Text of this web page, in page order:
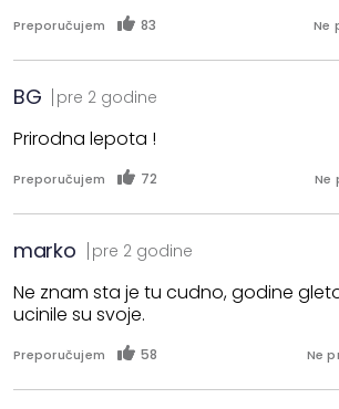
Preporučujem 83 Ne
BG pre 2 godine
Prirodna lepota !
Preporučujem 72 Ne
marko pre 2 godine
Ne znam sta je tu cudno, godine
ucinile su svoje.
Preporučujem 58 Ne